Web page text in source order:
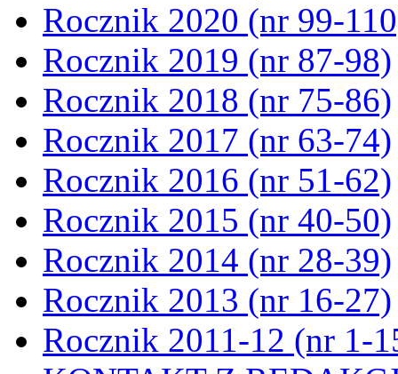
Rocznik 2020 (nr 99-
Rocznik 2019 (nr 87-98)
Rocznik 2018 (nr 75-86)
Rocznik 2017 (nr 63-74)
Rocznik 2016 (nr 51-62)
Rocznik 2015 (nr 40-50)
Rocznik 2014 (nr 28-39)
Rocznik 2013 (nr 16-27)
Rocznik 2011-12 (nr 1-